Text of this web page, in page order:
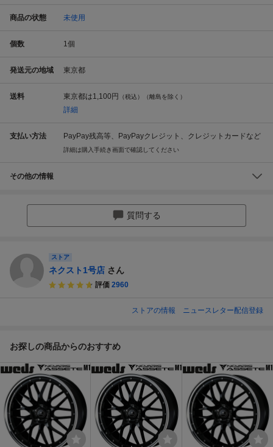
商品の状態 未使用
個数 1個
発送元の地域 東京都
送料 東京都は1,100円 （税込）（離島を除く）
詳細
支払い方法 PayPay残高等、PayPayクレジット、クレジットカードなど
詳細は購入手続き画面で確認してください
その他の情報
質問する
ストア
ネクスト1号店 さん
評価 2960
ストアの情報 ニュースレター配信登録
お探しの商品からのおすすめ